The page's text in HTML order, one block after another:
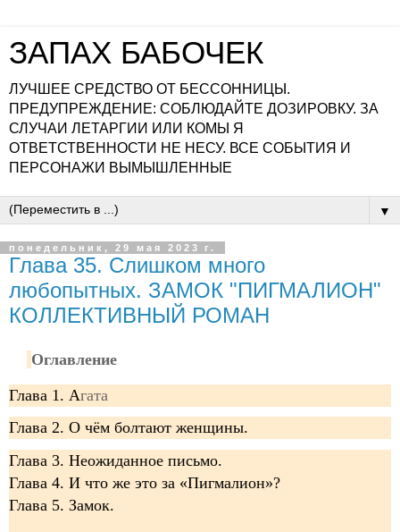
ЗАПАХ БАБОЧЕК
ЛУЧШЕЕ СРЕДСТВО ОТ БЕССОННИЦЫ.
ПРЕДУПРЕЖДЕНИЕ: СОБЛЮДАЙТЕ ДОЗИРОВКУ. ЗА
СЛУЧАИ ЛЕТАРГИИ ИЛИ КОМЫ Я
ОТВЕТСТВЕННОСТИ НЕ НЕСУ. ВСЕ СОБЫТИЯ И
ПЕРСОНАЖИ ВЫМЫШЛЕННЫЕ
▼
понедельник, 29 мая 2023 г.
Глава 35. Слишком много
любопытных. ЗАМОК "ПИГМАЛИОН"
КОЛЛЕКТИВНЫЙ РОМАН
Оглавление
Глава 1. Агата
Глава 2. О чём болтают женщины.
Глава 3. Неожиданное письмо.
Глава 4. И что же это за «Пигмалион»?
Глава 5. Замок.